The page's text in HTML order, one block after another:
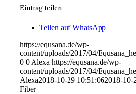
Eintrag teilen
Teilen auf WhatsApp
https://equsana.de/wp-
content/uploads/2017/04/
0 0 Alexa https://equsana.de/wp-
content/uploads/2017/04/
Alexa2018-10-29 10:51:062018-10-
Fiber